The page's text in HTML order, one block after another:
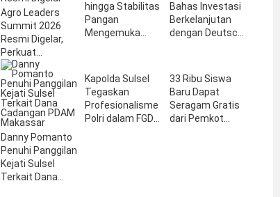
Agro Leaders
Summit 2026
Resmi Digelar,
Perkuat
Kolaborasi
Pangan Hijau
Kaltim
hingga Stabilitas
Pangan
Mengemuka
Summit 2026
Bahas Investasi
Berkelanjutan
dengan Deutsche
Danny Pomanto
Penuhi Panggilan
Kejati Sulsel
Terkait Dana
Kapolda Sulsel
Tegaskan
Profesionalisme
Polri dalam FGD
33 Ribu Siswa
Baru Dapat
Seragam Gratis
dari Pemkot